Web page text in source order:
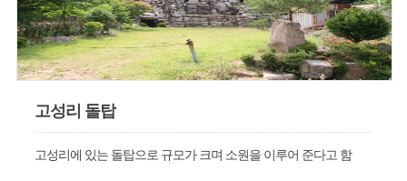
고성리 돌탑
고성리에 있는 돌탑으로 규모가 크며 소원을 이루어 준다고 함